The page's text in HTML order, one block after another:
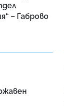
– Габрово